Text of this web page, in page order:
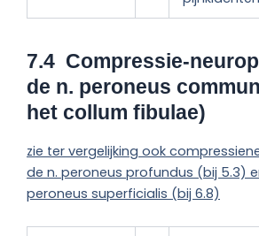
7.4 Compressie-
de n. peroneus
het collum fibulae)
zie ter vergelijking ook
de n. peroneus profundus (bij 5.3)
peroneus superficialis (bij 6.8)